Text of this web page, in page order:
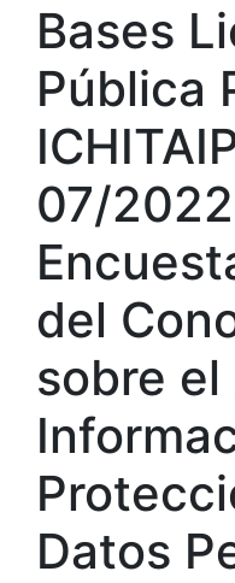
Bases
Pública
07/
del
sobre el
Datos